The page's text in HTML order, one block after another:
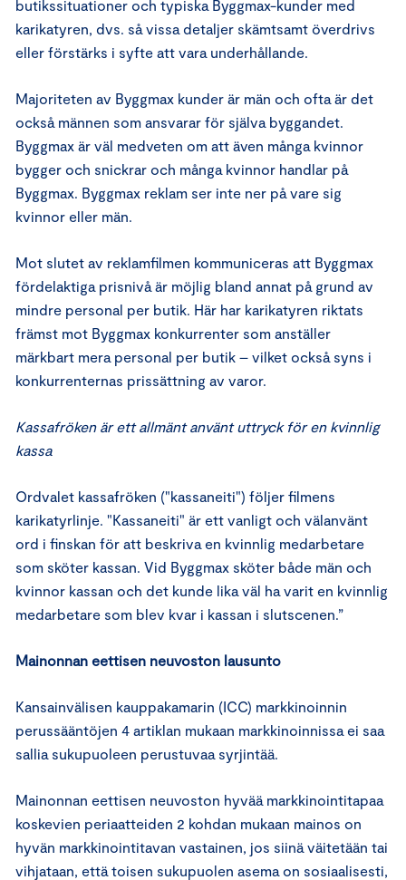
butikssituationer och typiska Byggmax-kunder med
karikatyren, dvs. så vissa detaljer skämtsamt överdrivs
eller förstärks i syfte att vara underhållande.
Majoriteten av Byggmax kunder är män och ofta är det
också männen som ansvarar för själva byggandet.
Byggmax är väl medveten om att även många kvinnor
bygger och snickrar och många kvinnor handlar på
Byggmax. Byggmax reklam ser inte ner på vare sig
kvinnor eller män.
Mot slutet av reklamfilmen kommuniceras att Byggmax
fördelaktiga prisnivå är möjlig bland annat på grund av
mindre personal per butik. Här har karikatyren riktats
främst mot Byggmax konkurrenter som anställer
märkbart mera personal per butik – vilket också syns i
konkurrenternas prissättning av varor.
Kassafröken är ett allmänt använt uttryck för en kvinnlig
kassa
Ordvalet kassafröken ("kassaneiti") följer filmens
karikatyrlinje. "Kassaneiti" är ett vanligt och välanvänt
ord i finskan för att beskriva en kvinnlig medarbetare
som sköter kassan. Vid Byggmax sköter både män och
kvinnor kassan och det kunde lika väl ha varit en kvinnlig
medarbetare som blev kvar i kassan i slutscenen.”
Mainonnan eettisen neuvoston lausunto
Kansainvälisen kauppakamarin (ICC) markkinoinnin
perussääntöjen 4 artiklan mukaan markkinoinnissa ei saa
sallia sukupuoleen perustuvaa syrjintää.
Mainonnan eettisen neuvoston hyvää markkinointitapaa
koskevien periaatteiden 2 kohdan mukaan mainos on
hyvän markkinointitavan vastainen, jos siinä väitetään tai
vihjataan, että toisen sukupuolen asema on sosiaalisesti,